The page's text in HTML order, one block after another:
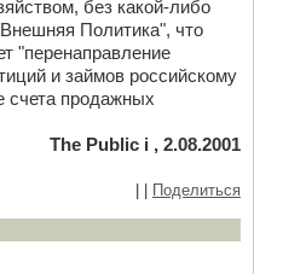
без какой-либо
Политика", что
"перенаправление
и займов российскому
счета продажных
The Public i , 2.08.2001
Поделиться